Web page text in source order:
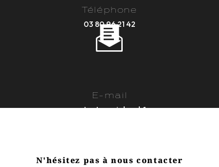
Téléphone
03 80 96 21 42
E-mail
contact@sasjobard.fr
N'hésitez pas à nous contacter